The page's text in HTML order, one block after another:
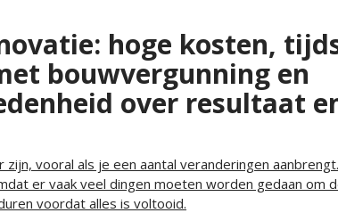
hoge kosten,
bouwvergunning en
over resultaat
vooral als je een aantal veranderingen aanbrengt.
er vaak veel dingen moeten worden gedaan om
voordat alles is voltooid.